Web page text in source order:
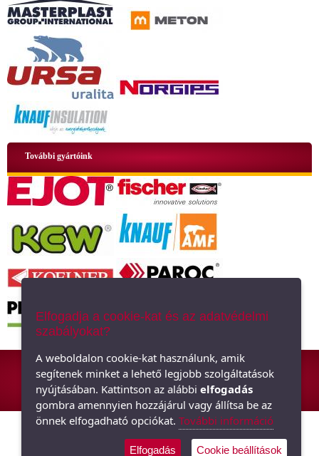
További gyártóink
ÁSZF|Adatkezelési tájékoztató| Oldaltérkép
Hőszigetelő anyagok, polisztirol, üveggyapot - Minden ami szigetelés,
hőszigetelés
Árukereső.hu
Elfogadja a cookie-kat és az adatvédelmi
szabályokat?
A weboldalon cookie-kat használunk, amik
segítenek minket a lehető legjobb szolgáltatások
nyújtásában. Kattintson az alábbi elfogadás
gombra amennyien hozzájárul vagy állítsa be az
önnek elfogadható opciókat. További információ
Elfogadás Cookie beállítások